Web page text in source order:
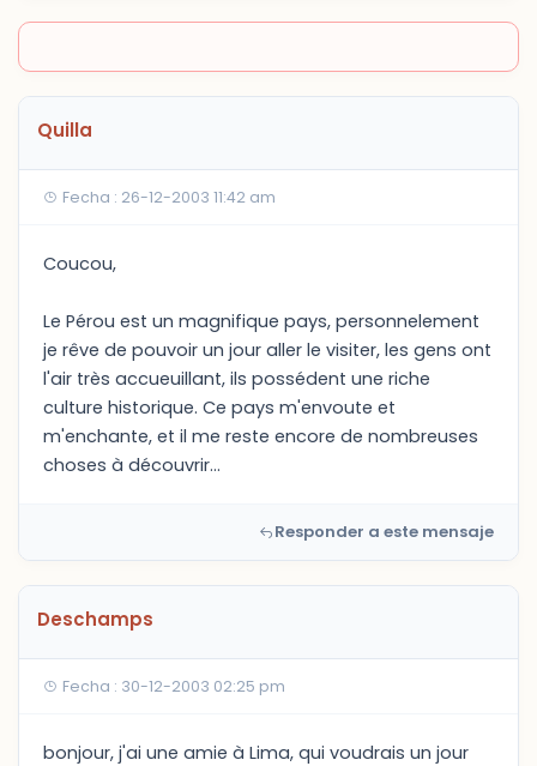
Quilla
Fecha : 26-12-2003 11:42 am
Coucou,
Le Pérou est un magnifique pays, personnelement
je rêve de pouvoir un jour aller le visiter, les gens ont
l'air très accueuillant, ils possédent une riche
culture historique. Ce pays m'envoute et
m'enchante, et il me reste encore de nombreuses
choses à découvrir...
Responder a este mensaje
Deschamps
Fecha : 30-12-2003 02:25 pm
bonjour, j'ai une amie à Lima, qui voudrais un jour